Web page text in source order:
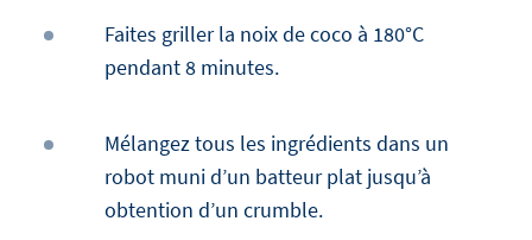
Faites griller la noix de coco à 180°C
pendant 8 minutes.
Mélangez tous les ingrédients dans un
robot muni d’un batteur plat jusqu’à
obtention d’un crumble.